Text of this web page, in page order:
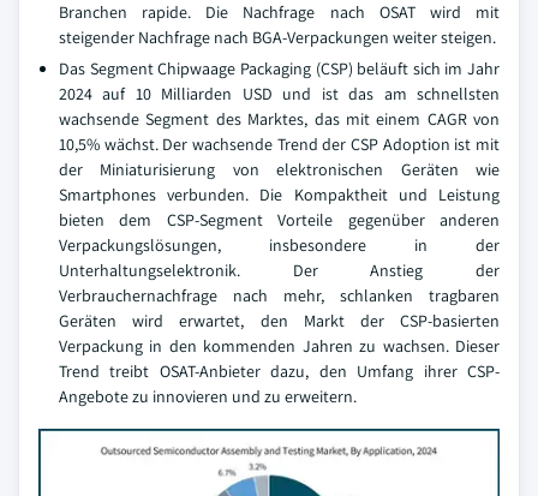
Branchen rapide. Die Nachfrage nach OSAT wird mit
steigender Nachfrage nach BGA-Verpackungen weiter steigen.
Das Segment Chipwaage Packaging (CSP) beläuft sich im Jahr
2024 auf 10 Milliarden USD und ist das am schnellsten
wachsende Segment des Marktes, das mit einem CAGR von
10,5% wächst. Der wachsende Trend der CSP Adoption ist mit
der Miniaturisierung von elektronischen Geräten wie
Smartphones verbunden. Die Kompaktheit und Leistung
bieten dem CSP-Segment Vorteile gegenüber anderen
Verpackungslösungen, insbesondere in der
Unterhaltungselektronik. Der Anstieg der
Verbrauchernachfrage nach mehr, schlanken tragbaren
Geräten wird erwartet, den Markt der CSP-basierten
Verpackung in den kommenden Jahren zu wachsen. Dieser
Trend treibt OSAT-Anbieter dazu, den Umfang ihrer CSP-
Angebote zu innovieren und zu erweitern.